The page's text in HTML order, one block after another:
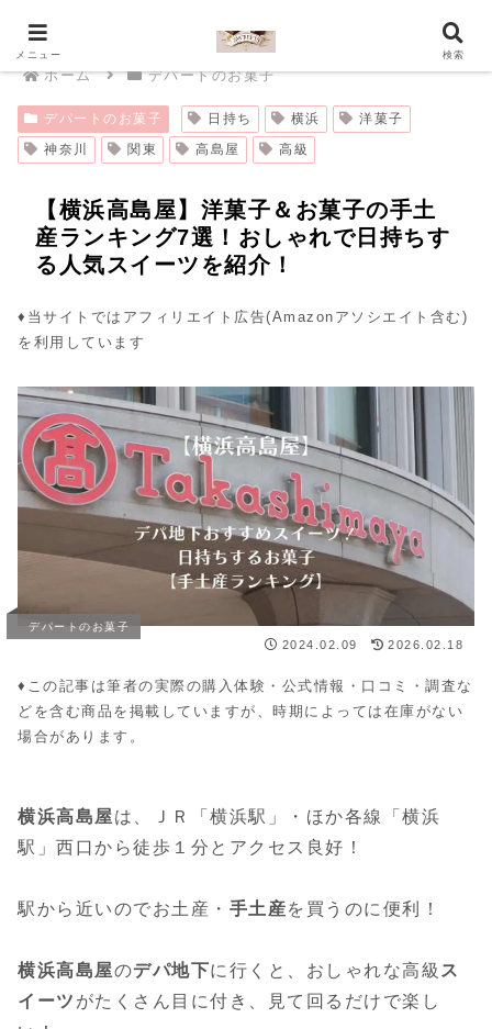
ホーム デパートのお菓子
デパートのお菓子 日持ち 横浜
洋菓子
神奈川
関東 高島屋 高級
【横浜高島屋】洋菓子＆お菓子の手土
産ランキング7選！おしゃれで日持ちす
る人気スイーツを紹介！
♦︎当サイトではアフィリエイト広告(Amazonアソシエイト含む)
を利用しています
デパートのお菓子
2024.02.09 2026.02.18
♦︎この記事は筆者の実際の購入体験・公式情報・口コミ・調査な
どを含む商品を掲載していますが、時期によっては在庫がない
場合があります。
横浜高島屋は、ＪＲ「横浜駅」・ほか各線「横浜
駅」西口から徒歩１分とアクセス良好！
駅から近いのでお土産・ 手土産を買うのに便利！
横浜高島屋のデパ地下に行くと、おしゃれな高級 ス
イーツ がたくさん目に付き、見て回るだけで楽し
メニュー 検索